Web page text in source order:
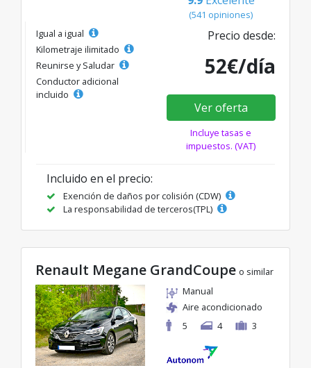
(541 opiniones)
Igual a igual
Kilometraje ilimitado
Reunirse y Saludar
Conductor adicional
incluido
Precio desde:
52€/día
Ver oferta
Incluye tasas e
impuestos. (VAT)
Incluido en el precio:
Exención de daños por colisión (CDW)
La responsabilidad de terceros(TPL)
Renault Megane GrandCoupe o similar
Manual
Aire acondicionado
5
4 3